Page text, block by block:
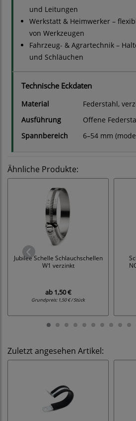
und Leitungen
Werkstatt & Heimwerker –
von Werkzeugen
Fahrzeug- & Agrartechnik –
und Schläuchen
Technische Eckdaten
Material
Federstahl,
Ausführung
Offene
Spannbereich
6–54 mm
Ähnliche Produkte:
Jubilee Schelle Schlauchschellen
W1 verzinkt
ab1,50 €
Grundpreis: 1,50 € / Stück
Zuletzt angesehen Artikel: